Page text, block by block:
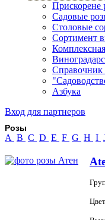
Прискорене
Садовые
Столовые
Сортимент
Справочник
Азбука
Вход для партнеров
Розы
A B C D E F G H I